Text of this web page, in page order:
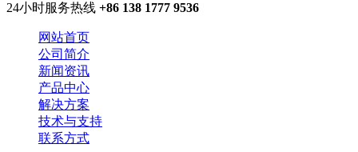
24小时服务热线 +86 138 1777 9536
网站首页
公司简介
新闻资讯
产品中心
解决方案
技术与支持
联系方式